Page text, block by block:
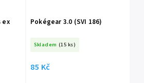
ex
Pokégear 3.0 (SVI 186)
Skladem (15 ks)
85 Kč